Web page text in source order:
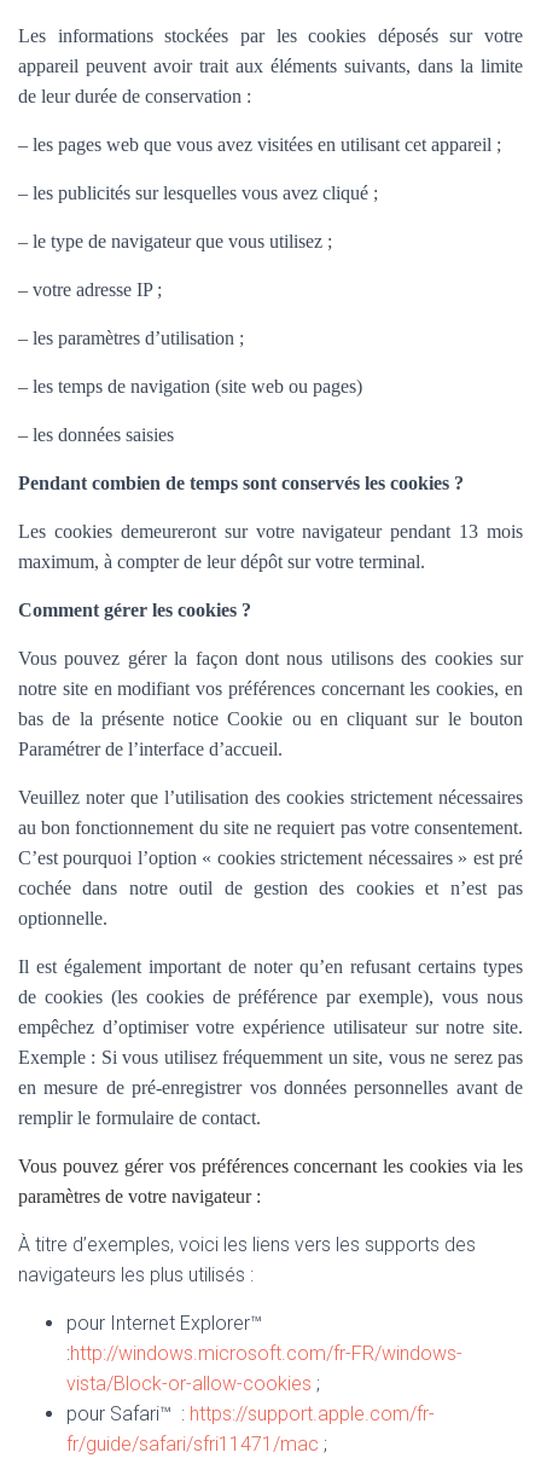
Les informations stockées par les cookies déposés sur votre
appareil peuvent avoir trait aux éléments suivants, dans la limite
de leur durée de conservation :
– les pages web que vous avez visitées en utilisant cet appareil ;
– les publicités sur lesquelles vous avez cliqué ;
– le type de navigateur que vous utilisez ;
– votre adresse IP ;
– les paramètres d’utilisation ;
– les temps de navigation (site web ou pages)
– les données saisies
Pendant combien de temps sont conservés les cookies ?
Les cookies demeureront sur votre navigateur pendant 13 mois
maximum, à compter de leur dépôt sur votre terminal.
Comment gérer les cookies ?
Vous pouvez gérer la façon dont nous utilisons des cookies sur
notre site en modifiant vos préférences concernant les cookies, en
bas de la présente notice Cookie ou en cliquant sur le bouton
Paramétrer de l’interface d’accueil.
Veuillez noter que l’utilisation des cookies strictement nécessaires
au bon fonctionnement du site ne requiert pas votre consentement.
C’est pourquoi l’option « cookies strictement nécessaires » est pré
cochée dans notre outil de gestion des cookies et n’est pas
optionnelle.
Il est également important de noter qu’en refusant certains types
de cookies (les cookies de préférence par exemple), vous nous
empêchez d’optimiser votre expérience utilisateur sur notre site.
Exemple : Si vous utilisez fréquemment un site, vous ne serez pas
en mesure de pré-enregistrer vos données personnelles avant de
remplir le formulaire de contact.
Vous pouvez gérer vos préférences concernant les cookies via les
paramètres de votre navigateur :
À titre d’exemples, voici les liens vers les supports des
navigateurs les plus utilisés :
pour Internet Explorer™
:http://windows.microsoft.com/fr-FR/windows-
vista/Block-or-allow-cookies ;
pour Safari™ : https://support.apple.com/fr-
fr/guide/safari/sfri11471/mac ;